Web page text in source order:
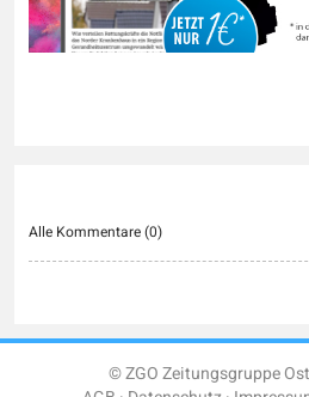
Alle Kommentare (0)
© ZGO Zeitungsgruppe